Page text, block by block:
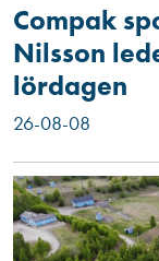
Compak
Nilsson
lördagen
26-08-08